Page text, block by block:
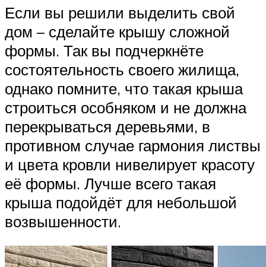
Если вы решили выделить свой
дом – сделайте крышу сложной
формы. Так вы подчеркнёте
состоятельность своего жилища,
однако помните, что такая крыша
строиться особняком и не должна
перекрываться деревьями, в
противном случае гармония листвы
и цвета кровли нивелирует красоту
её формы. Лучше всего такая
крыша подойдёт для небольшой
возвышенности.